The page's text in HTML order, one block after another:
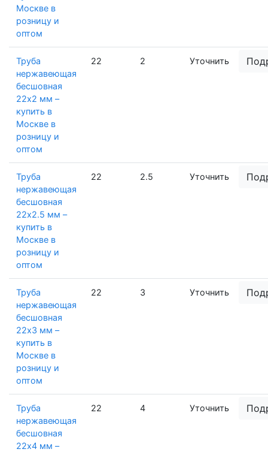
Москве в
розницу и
оптом
Труба
нержавеющая
бесшовная
22х2 мм –
купить в
Москве в
розницу и
оптом
22 2 Уточнить
Труба
нержавеющая
бесшовная
22х2.5 мм –
купить в
Москве в
розницу и
оптом
22 2.5 Уточнить
Труба
нержавеющая
бесшовная
22х3 мм –
купить в
Москве в
розницу и
оптом
22 3 Уточнить
Труба
нержавеющая
бесшовная
22х4 мм –
22 4 Уточнить